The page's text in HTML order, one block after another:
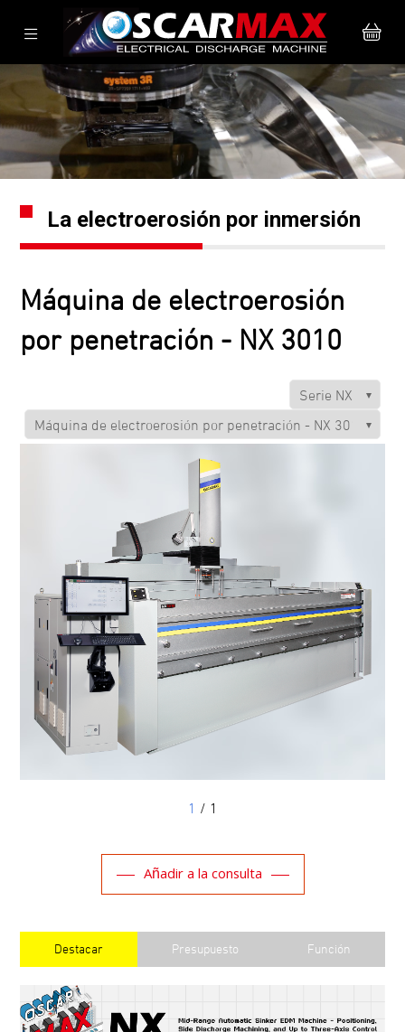
La electroerosión por inmersión
Máquina de electroerosión
por penetración - NX 3010
1 / 1
Añadir a la consulta
Destacar Presupuesto Función